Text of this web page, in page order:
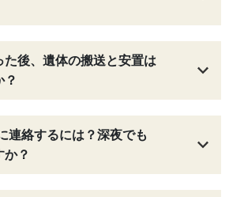
後、遺体の搬送と安置は
絡するには？深夜でも
？